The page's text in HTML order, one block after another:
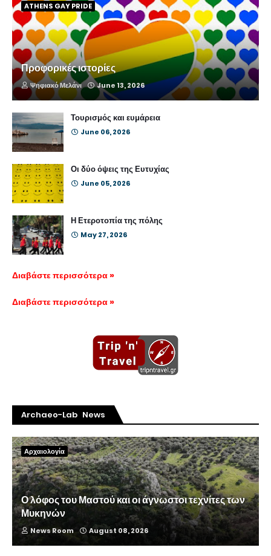
ATHENS GAY PRIDE
Προφορικές ιστορίες
Ψηφιακό Μελάνι June 13, 2026
Τουρισμός και ευμάρεια
June 06, 2026
Οι δύο όψεις της Ευτυχίας
June 05, 2026
Η Ετεροτοπία της πόλης
May 27, 2026
Διαβάστε περισσότερα »
Διαβάστε περισσότερα »
Archaeo-Lab News
Αρχαιολογία
Ο λόφος του Μαστού και οι άγνωστοι τεχνίτες των
Μυκηνών
News Room August 08, 2026